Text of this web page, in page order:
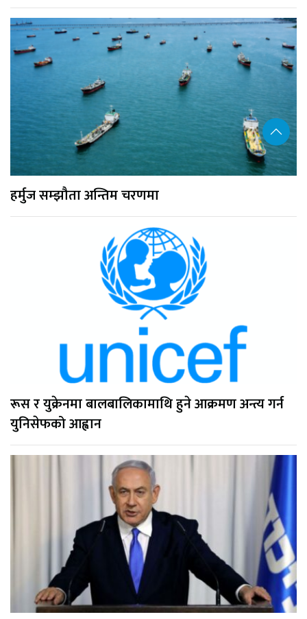
हर्मुज सम्झौता अन्तिम चरणमा
रूस र युक्रेनमा बालबालिकामाथि हुने आक्रमण अन्त्य गर्न
युनिसेफको आह्वान